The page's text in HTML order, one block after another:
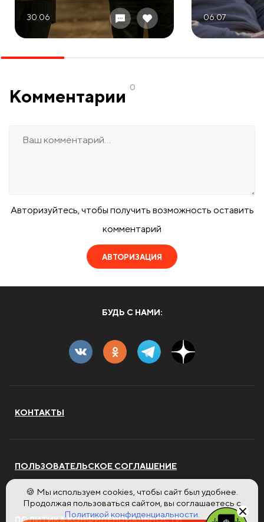
30.06 06.07
Комментарии 0
Авторизуйтесь, чтобы получить возможность оставить
комментарий
АВТОРИЗАЦИЯ
БУДЬ С НАМИ:
КОНТАКТЫ
ПОЛЬЗОВАТЕЛЬСКОЕ СОГЛАШЕНИЕ
ПОЛИТИКА КОНФИДЕНЦИАЛЬНОСТИ
🍪 Мы используем cookies, чтобы сайт был удобнее.
Продолжая пользоваться сайтом, вы соглашаетесь с
Политикой конфиденциальности.